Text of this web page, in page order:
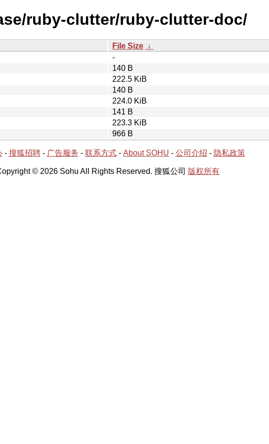
ruby-clutter/ruby-clutter-doc/
File Size ↓
-
140 B
222.5 KiB
140 B
224.0 KiB
141 B
223.3 KiB
966 B
- 搜狐招聘- 广告服务 - 联系方式- About SOHU - 公司介绍 - 隐私政策
© 2026 Sohu All Rights Reserved. 搜狐公司 版权所有